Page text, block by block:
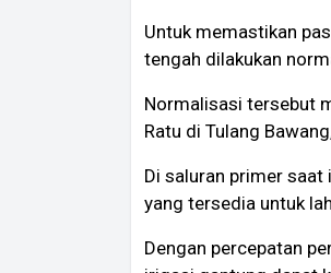
Untuk memastikan
tengah dilakukan
Normalisasi tersebut
Ratu di Tulang
Di saluran primer saat
yang tersedia untuk
Dengan percepatan